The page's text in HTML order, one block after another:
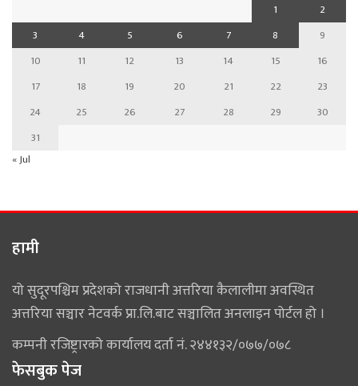
1
2
3
4 5 6 7 8
9
10
11 12 13 14 15
16
17
18 19 20 21 22
23
24
25 26 27 28 29
30
31
« Jul
हामी
यो सुदूरपश्चिम प्रदेशको राजधानी अत्तरिया कैलालीमा अवस्थित
अत्तरिया सञ्चार नेटवर्क प्रा.लि.बाट सञ्चालित अनलाइन पोर्टल हो ।
कम्पनी रजिष्ट्रारको कार्यालय दर्ता नं. २४४१३२/०७७/०७८
फेसबुक पेज